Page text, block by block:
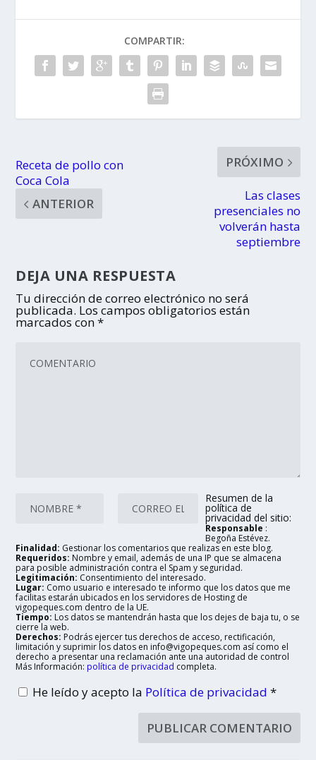
COMPARTIR:
Receta de pollo con
Coca Cola
ANTERIOR
PRÓXIMO
Las clases
presenciales no
volverán hasta
septiembre
DEJA UNA RESPUESTA
Tu dirección de correo electrónico no será
publicada. Los campos obligatorios están
marcados con*
Resumen de la
política de
privacidad del sitio:
Responsable :
Begoña Estévez.
Finalidad: Gestionar los comentarios que realizas en este blog.
Requeridos: Nombre y email, además de una IP que se almacena
para posible administración contra el Spam y seguridad.
Legitimación: Consentimiento del interesado.
Lugar: Como usuario e interesado te informo que los datos que me
facilitas estarán ubicados en los servidores de Hosting de
vigopeques.com dentro de la UE.
Tiempo: Los datos se mantendrán hasta que los dejes de baja tu, o se
cierre la web.
Derechos: Podrás ejercer tus derechos de acceso, rectificación,
limitación y suprimir los datos en info@vigopeques.com así como el
derecho a presentar una reclamación ante una autoridad de control
Más Información: política de privacidad completa.
He leído y acepto la Política de privacidad*